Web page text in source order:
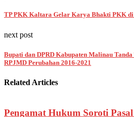
TP PKK Kaltara Gelar Karya Bhakti PKK di
next post
Bupati dan DPRD Kabupaten Malinau
RPJMD Perubahan 2016-2021
Related Articles
Pengamat Hukum Soroti